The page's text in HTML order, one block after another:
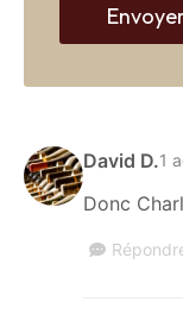
David D.1
Donc